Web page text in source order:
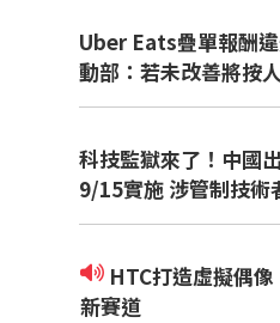
Uber Eats疊單報酬
動部：若未改善將按
科技監獄來了！中國
9/15實施 涉管制技術
新賽道